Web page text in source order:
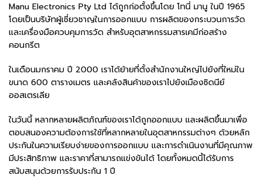
Manu Electronics Pty Ltd ได้ถูกก่อตั้งขึ้นโดย โทนี่ มานู ในปี 1965
โดยเป็นบริษัทผู้เชี่ยวชาญในการออกแบบ การผลิตของกระบวนการวัด
และเครื่องมือควบคุมการวัด สำหรับอุตสาหกรรมสารเคมีก่อสร้าง
คอนกรีต
ในเดือนมกราคม ปี 2000 เราได้ย้ายที่ตั้งสำนักงานใหญ่ไปยังที่ใหม่ใน
ขนาด 600 ตารางเมตร และคลังสินค้าของเราไปยังเมืองซิดนีย์
ออสเตรเลีย
ในวันนี้ หลากหลายผลิตภัณฑ์ของเราได้ถูกออกแบบ และผลิตขึ้นมาเพื่อ
ตอบสนองความต้องการใช้ที่หลากหลายในอุตสาหกรรมต่างๆ ด้วยหลัก
ประกันในความเรียบง่ายของการออกแบบ และการดำเนินงานที่มีคุณภาพ
มีประสิทธิภาพ และราคาที่สามารถแข่งขันได้ โดยทั้งหมดนี้ได้รับการ
สนับสนุนด้วยการรับประกัน 1 ปี